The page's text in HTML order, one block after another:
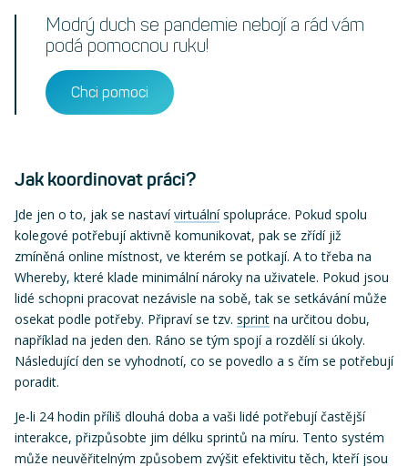
Modrý duch se pandemie nebojí a rád vám
podá pomocnou ruku!
Chci pomoci
Jak koordinovat práci?
Jde jen o to, jak se nastavívirtuálníspolupráce. Pokud spolu
kolegové potřebují aktivně komunikovat, pak se zřídí již
zmíněná online místnost, ve kterém se potkají. A to třeba na
Whereby, které klade minimální nároky na uživatele. Pokud jsou
lidé schopni pracovat nezávisle na sobě, tak se setkávání může
osekat podle potřeby. Připraví se tzv. sprint na určitou dobu,
například na jeden den. Ráno se tým spojí a rozdělí si úkoly.
Následující den se vyhodnotí, co se povedlo a s čím se potřebují
poradit.
Je-li 24 hodin příliš dlouhá doba a vaši lidé potřebují častější
interakce, přizpůsobte jim délku sprintů na míru. Tento systém
může neuvěřitelným způsobem zvýšit efektivitu těch, kteří jsou